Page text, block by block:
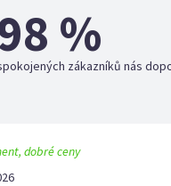
%
zákazníků nás
dobré ceny